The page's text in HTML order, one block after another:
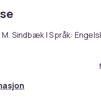
Sindbæk | Språk: